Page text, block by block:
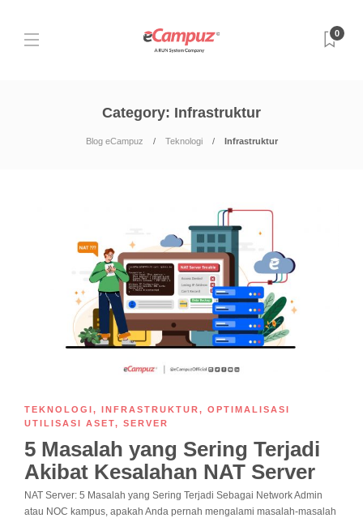
0
Category: Infrastruktur
Blog eCampuz Teknologi Infrastruktur
TEKNOLOGI, INFRASTRUKTUR, OPTIMALISASI
UTILISASI ASET, SERVER
5 Masalah yang Sering Terjadi
Akibat Kesalahan NAT Server
NAT Server: 5 Masalah yang Sering Terjadi Sebagai Network Admin
atau NOC kampus, apakah Anda pernah mengalami masalah-masalah